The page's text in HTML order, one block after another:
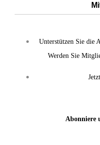
Unterstützen Sie die
Werden Sie
Abonniere